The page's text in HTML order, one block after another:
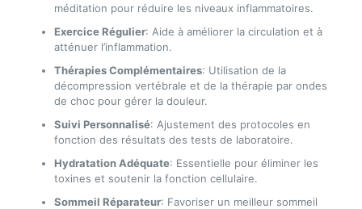
méditation pour réduire les niveaux inflammatoires.
Exercice Régulier: Aide à améliorer la circulation et à
atténuer l’inflammation.
Thérapies Complémentaires: Utilisation de la
décompression vertébrale et de la thérapie par ondes
de choc pour gérer la douleur.
Suivi Personnalisé: Ajustement des protocoles en
fonction des résultats des tests de laboratoire.
Hydratation Adéquate: Essentielle pour éliminer les
toxines et soutenir la fonction cellulaire.
Sommeil Réparateur: Favoriser un meilleur sommeil